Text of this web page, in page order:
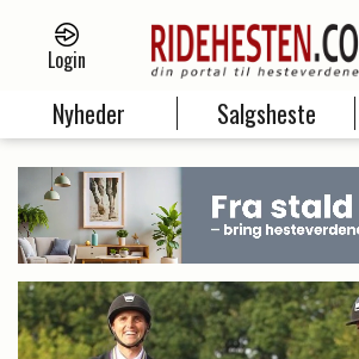
Login
Nyheder Salgsheste